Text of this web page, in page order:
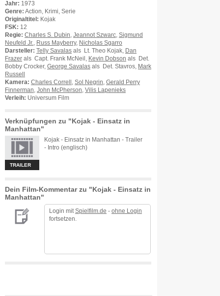
Jahr: 1973
Genre: Action, Krimi, Serie
Originaltitel: Kojak
FSK: 12
Regie: Charles S. Dubin Jeannot Szwarc Sigmund
Neufeld Jr.
Russ Mayberry, Nicholas Sgarro
Darsteller: Telly Savalas als Lt. Theo Kojak,
Dan
Frazer als Capt. Frank McNeil, Kevin Dobson als Det.
Bobby Crocker, George Savalas als Det. Stavros,
Mark
Russell
Kamera: Charles Correll Sol Negrin Gerald Perry
Finnerman John McPherson Vilis Lapenieks
Verleih: Universum Film
Verknüpfungen zu "Kojak - Einsatz in
Manhattan"
TRAILER
Kojak - Einsatz in Manhattan - Trailer
- Intro (englisch)
Dein Film-Kommentar zu "Kojak - Einsatz in
Manhattan"
Login mit Spielfilm.de - ohne Login
fortsetzen.